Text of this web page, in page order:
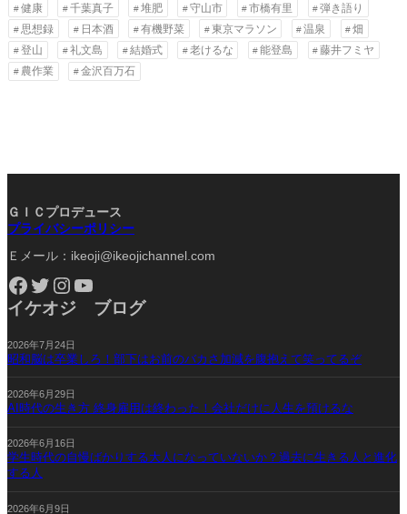
健康
千葉真子 堆肥 守山市 市橋有里
弾き語り
思想録
日本酒 有機野菜 東京マラソン 温泉
畑
登山
礼文島 結婚式 老けるな 能登島
藤井フミヤ
農作業
金沢百万石
ＧＩＣプロデュース
プライバシーポリシー
Ｅメール：ikeoji@ikeojichannel.com
Facebook Twitter Instagram YouTube
イケオジ ブログ
2026年7月24日
昭和脳は卒業しろ！部下はお前のバカさ加減を腹抱えて笑ってるぞ
2026年6月29日
AI時代の生き方 終身雇用は終わった！会社だけに人生を預けるな
2026年6月16日
学生時代の自慢ばかりする大人になっていないか？過去に生きる人と進化
する人
2026年6月9日